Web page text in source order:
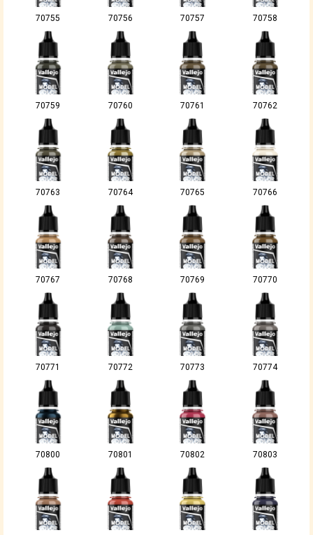
70755 70756 70757 70758
70759 70760 70761 70762
70763 70764 70765 70766
70767 70768 70769 70770
70771 70772 70773 70774
70800 70801 70802 70803